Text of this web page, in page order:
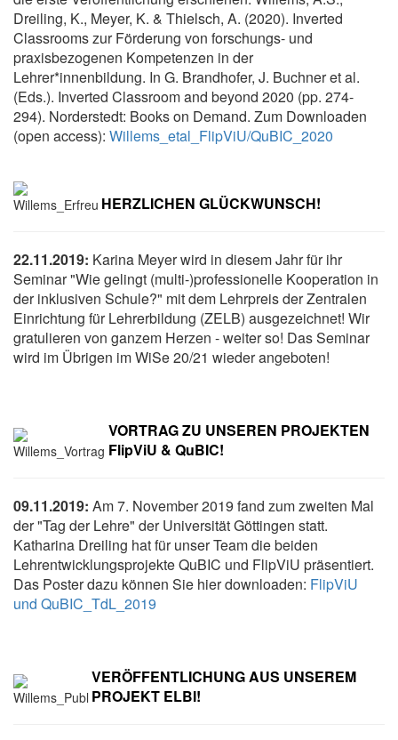
Dreiling, K., Meyer, K. & Thielsch, A. (2020). Inverted
Classrooms zur Förderung von forschungs- und
praxisbezogenen Kompetenzen in der
Lehrer*innenbildung. In G. Brandhofer, J. Buchner et al.
(Eds.). Inverted Classroom and beyond 2020 (pp. 274-
294). Norderstedt: Books on Demand. Zum Downloaden
(open access): Willems_etal_FlipViU/QuBIC_2020
HERZLICHEN GLÜCKWUNSCH!
22.11.2019: Karina Meyer wird in diesem Jahr für ihr
Seminar "Wie gelingt (multi-)professionelle Kooperation in
der inklusiven Schule?" mit dem Lehrpreis der Zentralen
Einrichtung für Lehrerbildung (ZELB) ausgezeichnet! Wir
gratulieren von ganzem Herzen - weiter so! Das Seminar
wird im Übrigen im WiSe 20/21 wieder angeboten!
VORTRAG ZU UNSEREN PROJEKTEN
FlipViU & QuBIC!
09.11.2019: Am 7. November 2019 fand zum zweiten Mal
der "Tag der Lehre" der Universität Göttingen statt.
Katharina Dreiling hat für unser Team die beiden
Lehrentwicklungsprojekte QuBIC und FlipViU präsentiert.
Das Poster dazu können Sie hier downloaden: FlipViU
und QuBIC_TdL_2019
VERÖFFENTLICHUNG AUS UNSEREM
PROJEKT ELBI!